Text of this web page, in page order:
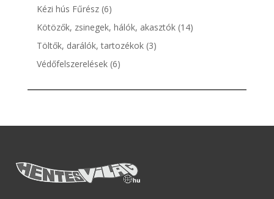
termék
Kézi hús Fűrész 66
termék
Kötözők, zsinegek, hálók, akasztók 1414
Töltők, darálók, tartozékok 33
Védőfelszerelések 66